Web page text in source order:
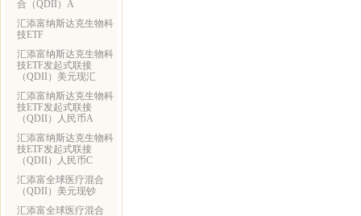
合（QDII）A
汇添富纳斯达克生物科
技ETF
汇添富纳斯达克生物科
技ETF发起式联接
（QDII）美元现汇
汇添富纳斯达克生物科
技ETF发起式联接
（QDII）人民币A
汇添富纳斯达克生物科
技ETF发起式联接
（QDII）人民币C
汇添富全球医疗混合
（QDII）美元现钞
汇添富全球医疗混合